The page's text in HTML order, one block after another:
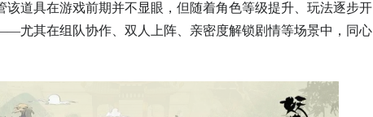
该道具在游戏前期并不显眼，但随着角色等级提升、玩法逐步开
尤其在组队协作、双人上阵、亲密度解锁剧情等场景中，同心